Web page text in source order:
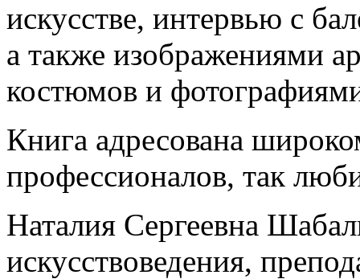
искусстве, интервью с
а также изображениями
костюмов и
Книга адресована
профессионалов, так
Наталия Сергеевна
искусствоведения,